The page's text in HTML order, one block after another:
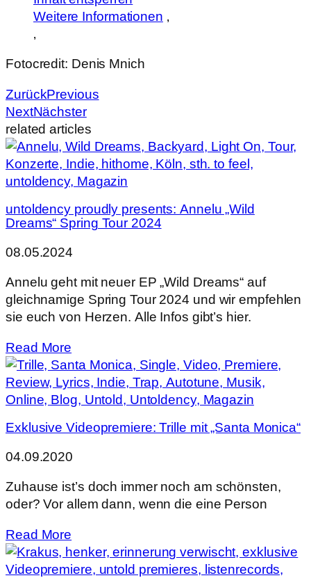
Weitere Informationen ‚
‚
Fotocredit: Denis Mnich
ZurückPrevious
NextNächster
related articles
untoldency proudly presents: Annelu „Wild
Dreams“ Spring Tour 2024
08.05.2024
Annelu geht mit neuer EP „Wild Dreams“ auf
gleichnamige Spring Tour 2024 und wir empfehlen
sie euch von Herzen. Alle Infos gibt’s hier.
Read More
Exklusive Videopremiere: Trille mit „Santa Monica“
04.09.2020
Zuhause ist’s doch immer noch am schönsten,
oder? Vor allem dann, wenn die eine Person
Read More